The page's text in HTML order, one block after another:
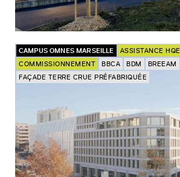
CAMPUS OMNES MARSEILLE
ASSISTANCE HQE
COMMISSIONNEMENT
BBCA BDM
BREEAM
FAÇADE TERRE CRUE PRÉFABRIQUÉE